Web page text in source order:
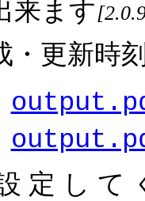
来ます
・更新時
定して